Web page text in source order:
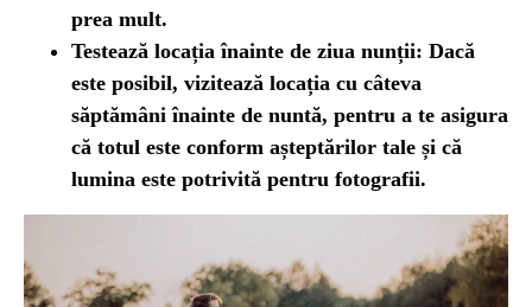
prea mult.
Testează locația înainte de ziua nunții: Dacă
este posibil, vizitează locația cu câteva
săptămâni înainte de nuntă, pentru a te asigura
că totul este conform așteptărilor tale și că
lumina este potrivită pentru fotografii.